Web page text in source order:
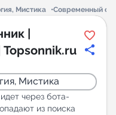
Мистика
Современный
|
Topsonnik.ru
Мистика
через бота-
из поиска